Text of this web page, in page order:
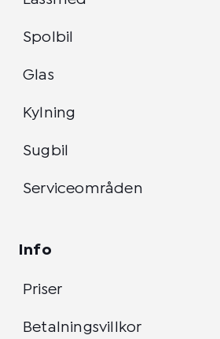
Spolbil
Glas
Kylning
Sugbil
Serviceområden
Info
Priser
Betalningsvillkor